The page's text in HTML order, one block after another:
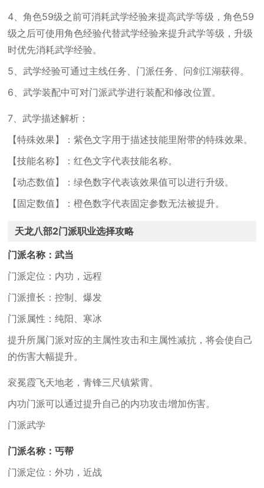
4、角色59级之前可消耗武学经验来提高武学等级，角色59
级之后可使用角色经验代替武学经验来提升武学等级，升级
时优先消耗武学经验。
5、武学经验可通过主线任务、门派任务、问剑江湖获得。
6、武学装配中可对门派武学进行装配和修改位置。
7、武学描述解析：
【特殊效果】：紫色文字用于描述技能里附带的特殊效果。
【技能名称】：红色文字代表技能名称。
【动态数值】：绿色数字代表该效果值可以进行升级。
【固定数值】：橙色数字代表固定参数无法被提升。
天龙八部2门派职业选择攻略
门派名称：武当
门派定位：内功，远程
门派擅长：控制、爆发
门派属性：纯阳、寒冰
提升所属门派对应的主属性攻击和主属性减抗，将会使自己
的伤害大幅提升。
衮冕霞飞天地老，青锋三尺镇紫霄。
内功门派可以通过提升自己的内功攻击增加伤害。
门派武学
门派名称：丐帮
门派定位：外功，近战